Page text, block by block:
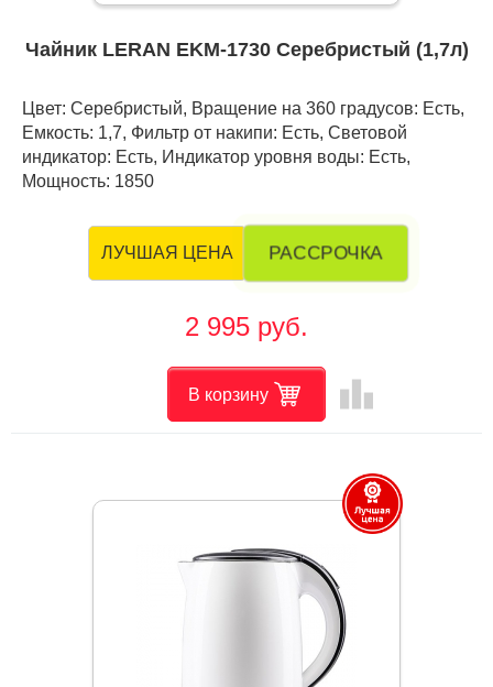
Чайник LERAN EKM-1730 Серебристый (1,7л)
Цвет: Серебристый, Вращение на 360 градусов: Есть,
Емкость: 1,7, Фильтр от накипи: Есть, Световой
индикатор: Есть, Индикатор уровня воды: Есть,
Мощность: 1850
ЛУЧШАЯ ЦЕНА РАССРОЧКА
2 995 руб.
В корзину leaderboard